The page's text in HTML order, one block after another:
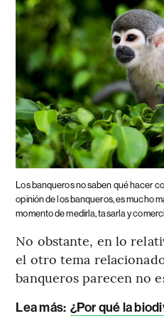
Los banqueros no saben qué hacer
opinión de los banqueros, es mucho
momento de medirla, tasarla y
No obstante, en lo
el otro tema
banqueros parecen no
Lea más: ¿Por qué la